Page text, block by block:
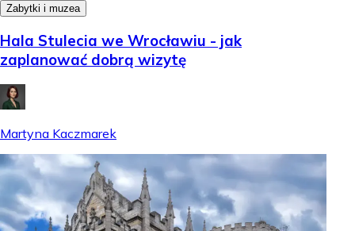
Zabytki i muzea
Hala Stulecia we Wrocławiu - jak
zaplanować dobrą wizytę
Martyna Kaczmarek